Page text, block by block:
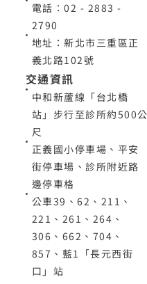
電話：02 - 2883 -
2790
地址：新北市三重區正
義北路102號
交通資訊
中和新蘆線「台北橋
站」步行至診所約500公
尺
正義國小停車場、平安
街停車場、診所附近路
邊停車格
公車39、62、211、
221、261、264、
306、662、704、
857、藍1「長元西街
口」站